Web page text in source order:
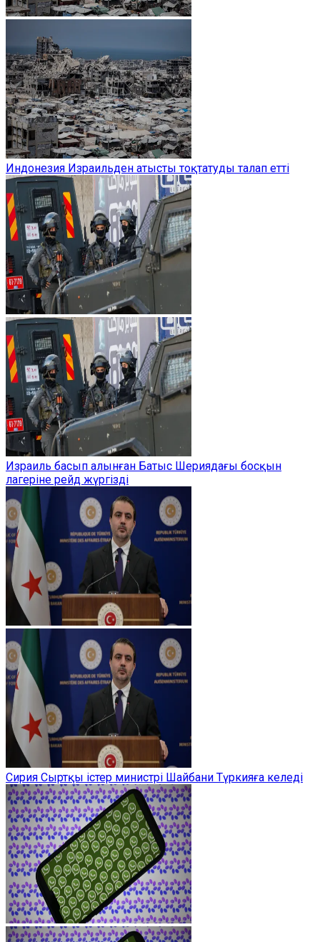
Индонезия Израильден атысты тоқтатуды талап етті
Израиль басып алынған Батыс Шериядағы босқын
лагеріне рейд жүргізді
Сирия Сыртқы істер министрі Шайбани Түркияға келеді